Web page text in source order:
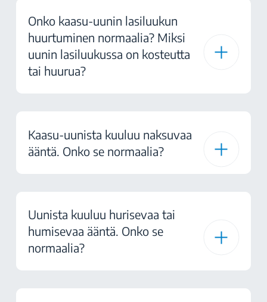
Onko kaasu-uunin lasiluukun
huurtuminen normaalia? Miksi
uunin lasiluukussa on kosteutta
tai huurua?
Kaasu-uunista kuuluu naksuvaa
ääntä. Onko se normaalia?
Uunista kuuluu hurisevaa tai
humisevaa ääntä. Onko se
normaalia?